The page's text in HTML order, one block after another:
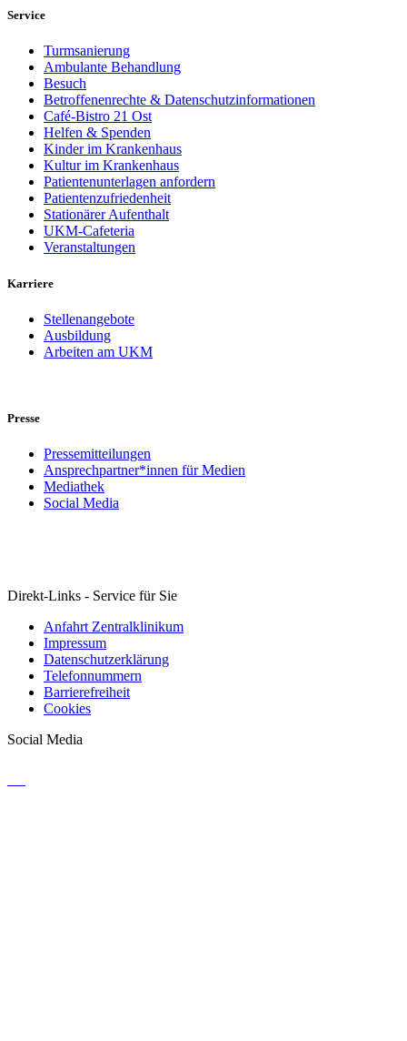
Service
Turmsanierung
Ambulante Behandlung
Besuch
Betroffenenrechte & Datenschutzinformationen
Café-Bistro 21 Ost
Helfen & Spenden
Kinder im Krankenhaus
Kultur im Krankenhaus
Patientenunterlagen anfordern
Patientenzufriedenheit
Stationärer Aufenthalt
UKM-Cafeteria
Veranstaltungen
Karriere
Stellenangebote
Ausbildung
Arbeiten am UKM
Presse
Pressemitteilungen
Ansprechpartner*innen für Medien
Mediathek
Social Media
Direkt-Links - Service für Sie
Anfahrt Zentralklinikum
Impressum
Datenschutzerklärung
Telefonnummern
Barrierefreiheit
Cookies
Social Media